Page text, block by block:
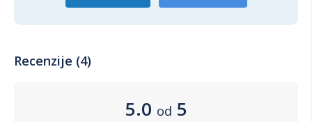
Recenzije (4)
5.0 od 5